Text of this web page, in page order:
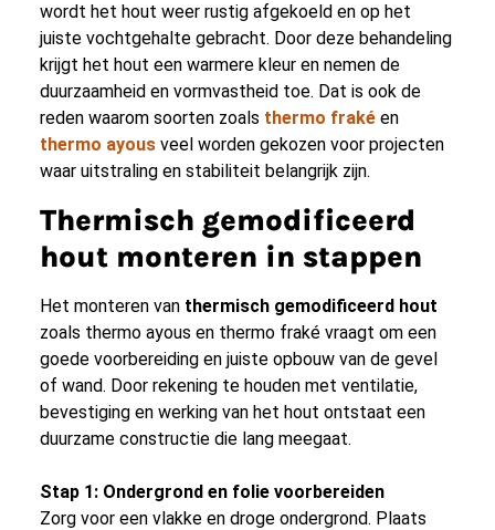
wordt het hout weer rustig afgekoeld en op het
juiste vochtgehalte gebracht. Door deze behandeling
krijgt het hout een warmere kleur en nemen de
duurzaamheid en vormvastheid toe. Dat is ook de
reden waarom soorten zoals thermo fraké en
thermo ayous veel worden gekozen voor projecten
waar uitstraling en stabiliteit belangrijk zijn.
Thermisch gemodificeerd
hout monteren in stappen
Het monteren van thermisch gemodificeerd hout
zoals thermo ayous en thermo fraké vraagt om een
goede voorbereiding en juiste opbouw van de gevel
of wand. Door rekening te houden met ventilatie,
bevestiging en werking van het hout ontstaat een
duurzame constructie die lang meegaat.
Stap 1: Ondergrond en folie voorbereiden
Zorg voor een vlakke en droge ondergrond. Plaats